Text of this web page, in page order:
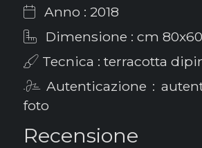
Anno : 2018
Dimensione : cm 80x60
Tecnica : terracotta
Autenticazione :
foto
Recensione